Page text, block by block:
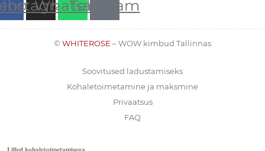
Instagram
WhatsappTelegram
© WHITEROSE – WOW kimbud Tallinnas
Soovitused ladustamiseks
Kohaletoimetamine ja maksmine
Privaatsus
FAQ